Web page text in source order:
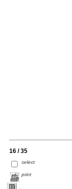
16 / 35
select
print